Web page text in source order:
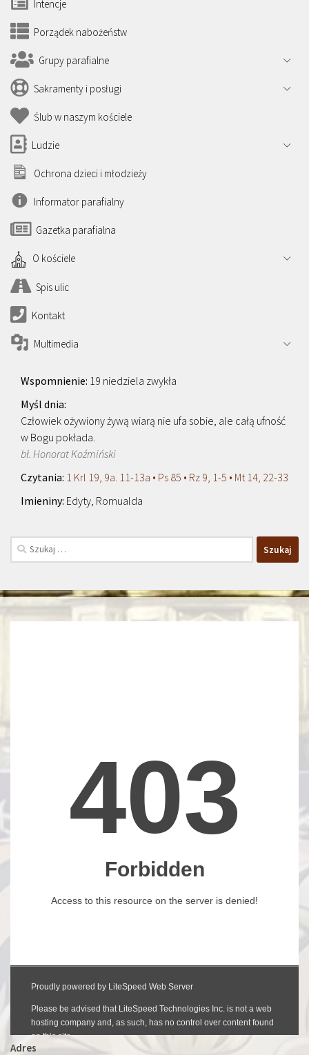
Intencje
Porządek nabożeństw
Grupy parafialne
Sakramenty i posługi
Ślub w naszym kościele
Ludzie
Ochrona dzieci i młodzieży
Informator parafialny
Gazetka parafialna
O kościele
Spis ulic
Kontakt
Multimedia
19 niedziela zwykła
Człowiek ożywiony żywą wiarą nie ufa sobie, ale całą ufność
w Bogu pokłada.
bł. Honorat Koźmiński
1 Krl 19, 9a. 11-13a • Ps 85 • Rz 9, 1-5 • Mt 14, 22-33
Edyty, Romualda
Szukaj:
Adres